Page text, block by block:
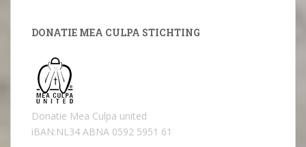
DONATIE MEA CULPA STICHTING
Donatie Mea Culpa united
iBAN:NL34 ABNA 0592 5951 61